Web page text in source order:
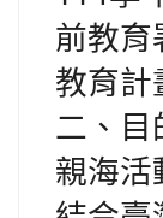
前教
教育計
二、
親海